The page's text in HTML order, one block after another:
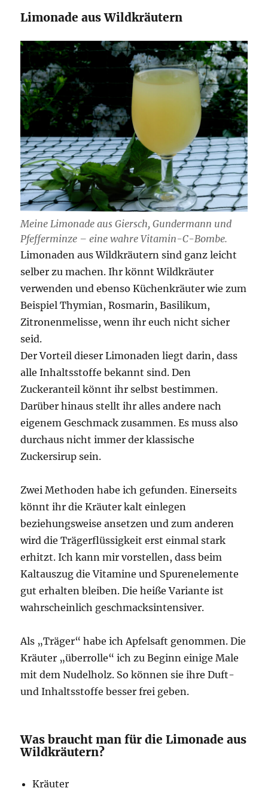
Limonade aus Wildkräutern
Meine Limonade aus Giersch, Gundermann und
Pfefferminze – eine wahre Vitamin-C-Bombe.
Limonaden aus Wildkräutern sind ganz leicht
selber zu machen. Ihr könnt Wildkräuter
verwenden und ebenso Küchenkräuter wie zum
Beispiel Thymian, Rosmarin, Basilikum,
Zitronenmelisse, wenn ihr euch nicht sicher
seid.
Der Vorteil dieser Limonaden liegt darin, dass
alle Inhaltsstoffe bekannt sind. Den
Zuckeranteil könnt ihr selbst bestimmen.
Darüber hinaus stellt ihr alles andere nach
eigenem Geschmack zusammen. Es muss also
durchaus nicht immer der klassische
Zuckersirup sein.
Zwei Methoden habe ich gefunden. Einerseits
könnt ihr die Kräuter kalt einlegen
beziehungsweise ansetzen und zum anderen
wird die Trägerflüssigkeit erst einmal stark
erhitzt. Ich kann mir vorstellen, dass beim
Kaltauszug die Vitamine und Spurenelemente
gut erhalten bleiben. Die heiße Variante ist
wahrscheinlich geschmacksintensiver.
Als „Träger“ habe ich Apfelsaft genommen. Die
Kräuter „überrolle“ ich zu Beginn einige Male
mit dem Nudelholz. So können sie ihre Duft-
und Inhaltsstoffe besser frei geben.
Was braucht man für die Limonade aus
Wildkräutern?
Kräuter